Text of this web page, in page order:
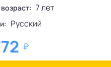
7 лет
Русский